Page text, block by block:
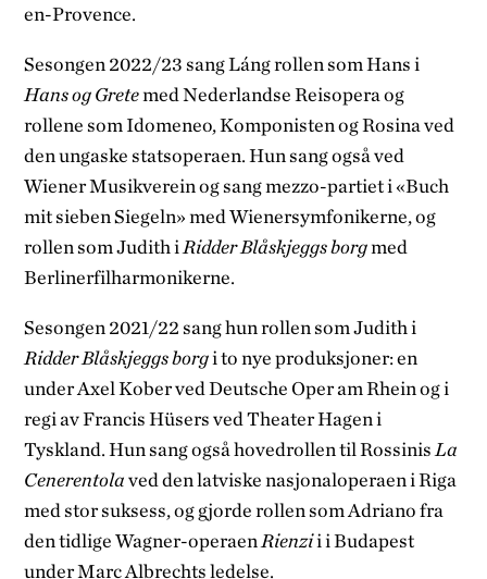
en-Provence.
Sesongen 2022/23 sang Láng rollen som Hans i
Hans og GretemedNederlandse Reisopera og
rollene som Idomeneo, Komponisten og Rosina ved
den ungaske statsoperaen. Hun sang også ved
Wiener Musikverein og sang mezzo-partiet i «Buch
mit sieben Siegeln» med Wienersymfonikerne, og
rollen som Judith i Ridder Blåskjeggs borgmed
Berlinerfilharmonikerne.
Sesongen 2021/22 sang hun rollen som Judith i
Ridder Blåskjeggs borgi to nye produksjoner: en
under Axel Kober ved Deutsche Oper am Rhein og i
regi av Francis Hüsers ved Theater Hagen i
Tyskland. Hun sang også hovedrollen til Rossinis La
Cenerentolaved den latviske nasjonaloperaen i Riga
med stor suksess, og gjorde rollen som Adriano fra
den tidlige Wagner-operaen Rienzii i Budapest
under Marc Albrechts ledelse.